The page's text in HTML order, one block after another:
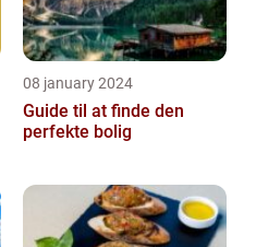
08 january 2024
Guide til at finde den
perfekte bolig